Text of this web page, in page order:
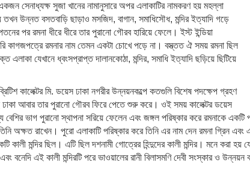
সেনাধ্যক্ষ সুজা খানের নামানুসারে অপর এলাকাটির নামকরণ হয় মহল্লা
উন্নত বসতবাড়ি ছাড়াও মসজিদ, বাগান, সমাধিসৌধ, মন্দির ইত্যাদি গড়ে
পর রমনা ধীরে ধীরে তার পুরানো গৌরব হারিয়ে ফেলে। ইস্ট ইন্ডিয়া
কাগজপত্রে রমনার নাম তেমন একটা চোখে পড়ে না। বস্ত্তত ঐ সময় রমনা ছিল
এলাকা যেখানে ধ্বংসপ্রাপ্ত দালানকোঠা, মন্দির, সমাধি ইত্যাদি ছড়িয়ে ছিটিয়ে
কালেক্টর মি. ডয়েস ঢাকা নগরীর উন্নয়নকল্পে কতগুলি বিশেষ পদক্ষেপ গ্রহণ
আবার তার পুরানো গৌরব ফিরে পেতে শুরু করে। ওই সময় কালেক্টর ডয়েস
বেশির ভাগ পুরানো স্থাপনা সরিয়ে ফেলেন এবং জঙ্গল পরিষ্কার করে রমনাকে
অক্ষত রাখেন। পুরো এলাকাটি পরিষ্কার করে তিনি এর নাম দেন রমনা গ্রিন এবং
কালী মন্দির ছিল। এটি ছিল দশনামী গোত্রের হিন্দুদের কালী মন্দির। মনে করা
বনেদি এই কালী মন্দিরটি পরে ভাওয়ালের রানী বিলাসমণি দেবী সংস্কার ও উন্নয়ন